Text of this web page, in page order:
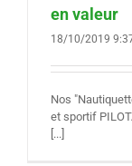
en valeur
18/10/2019
Nos
et sportif
[...]